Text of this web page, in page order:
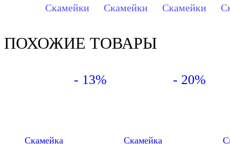
Скамейки Скамейки Скамейки
ПОХОЖИЕ ТОВАРЫ
Скамейка
- 13%
Скамейка
- 20%